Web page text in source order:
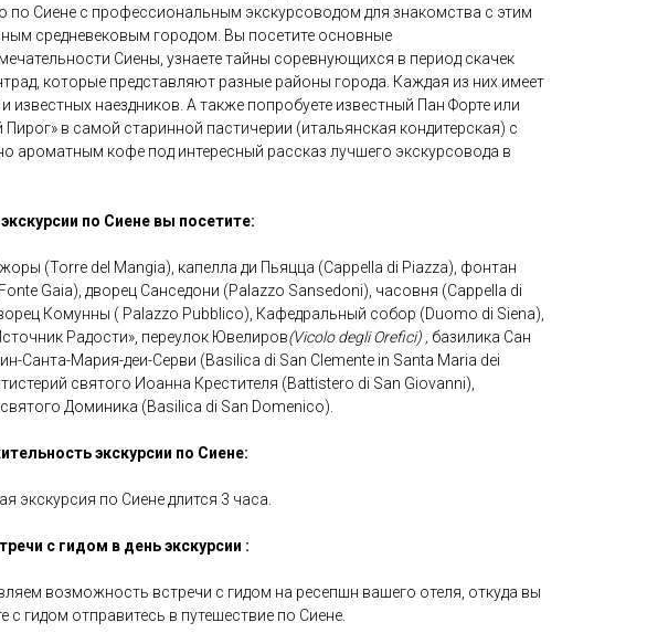
по Сиене с профессиональным экскурсоводом для знакомства с этим
средневековым городом. Вы посетите основные
Сиены, узнаете тайны соревнующихся в период скачек
которые представляют разные районы города. Каждая из них имеет
известных наездников. А также попробуете известный Пан Форте или
Пирог» в самой старинной пастичерии (итальянская кондитерская) с
ароматным кофе под интересный рассказ лучшего экскурсовода в
по Сиене вы посетите:
(Torre del Mangia), капелла ди Пьяцца (Cappella di Piazza), фонтан
Gaia), дворец Санседони (Palazzo Sansedoni), часовня (Cappella di
Комунны ( Palazzo Pubblico), Кафедральный собор (Duomo di Siena),
Радости», переулок Ювелиров(Vicolo degli Orefici) , базилика Сан
Санта-Мария-деи-Серви (Basilica di San Clemente in Santa Maria dei
святого Иоанна Крестителя (Battistero di San Giovanni),
Доминика (Basilica di San Domenico).
экскурсии по Сиене:
экскурсия по Сиене длится 3 часа.
с гидом в день экскурсии :
возможность встречи с гидом на ресепшн вашего отеля, откуда вы
с гидом отправитесь в путешествие по Сиене.